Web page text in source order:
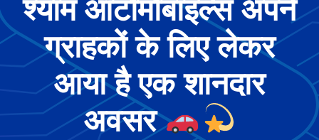
श्याम ऑटोमोबाइल्स अपने
ग्राहकों के लिए लेकर
आया है एक शानदार
अवसर